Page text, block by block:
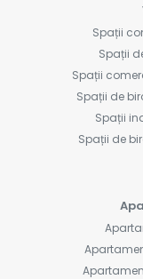
Spații
Spații
Spații
Spații de
Spații
Spații de